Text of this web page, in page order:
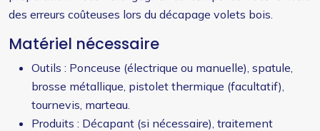
des erreurs coûteuses lors du décapage volets bois.
Matériel nécessaire
Outils : Ponceuse (électrique ou manuelle), spatule,
brosse métallique, pistolet thermique (facultatif),
tournevis, marteau.
Produits : Décapant (si nécessaire), traitement